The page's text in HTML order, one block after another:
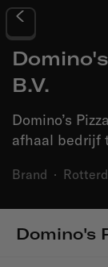
B.V.
Domino’s
afhaal bedrijf
Brand ·
Domino's